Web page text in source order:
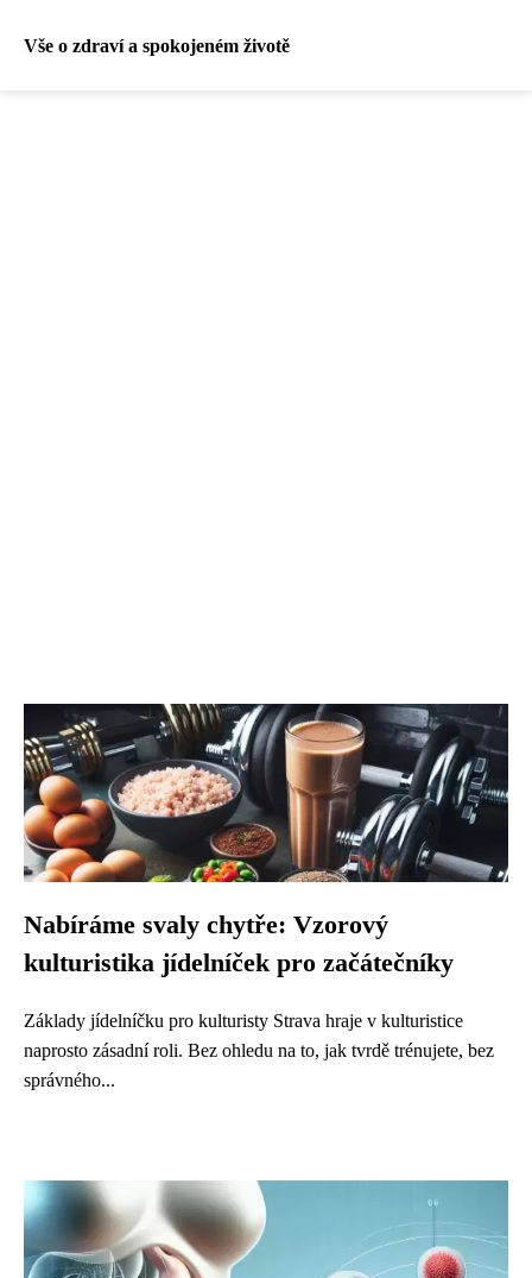
Vše o zdraví a spokojeném životě
Nabíráme svaly chytře: Vzorový
kulturistika jídelníček pro začátečníky
Základy jídelníčku pro kulturisty Strava hraje v kulturistice
naprosto zásadní roli. Bez ohledu na to, jak tvrdě trénujete, bez
správného...